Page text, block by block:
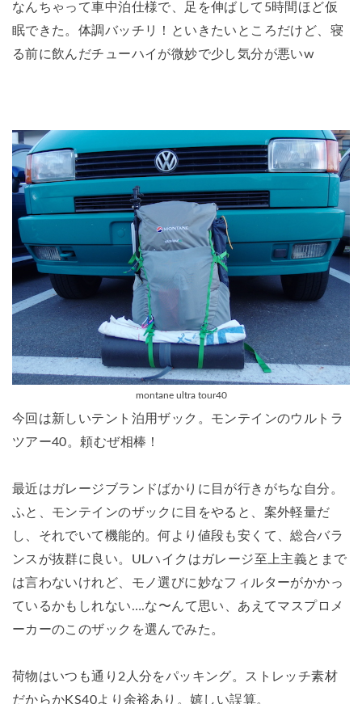
なんちゃって車中泊仕様で、足を伸ばして5時間ほど仮
眠できた。体調バッチリ！といきたいところだけど、寝
る前に飲んだチューハイが微妙で少し気分が悪いw
montane ultra tour40
今回は新しいテント泊用ザック。モンテインのウルトラ
ツアー40。頼むぜ相棒！
最近はガレージブランドばかりに目が行きがちな自分。
ふと、モンテインのザックに目をやると、案外軽量だ
し、それでいて機能的。何より値段も安くて、総合バラ
ンスが抜群に良い。ULハイクはガレージ至上主義とまで
は言わないけれど、モノ選びに妙なフィルターがかかっ
ているかもしれない….な〜んて思い、あえてマスプロメ
ーカーのこのザックを選んでみた。
荷物はいつも通り2人分をパッキング。ストレッチ素材
だからかKS40より余裕あり。嬉しい誤算。